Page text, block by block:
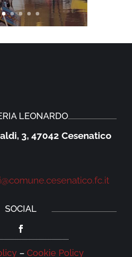
LEONARDO
3, 47042 Cesenatico
SOCIAL
– Cookie Policy